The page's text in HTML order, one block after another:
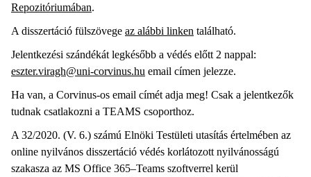
Repozitóriumában.
A disszertáció fülszövege az alábbi linken található.
Jelentkezési szándékát legkésőbb a védés előtt 2 nappal:
eszter.viragh@uni-corvinus.hu email címen jelezze.
Ha van, a Corvinus-os email címét adja meg! Csak a jelentkezők
tudnak csatlakozni a TEAMS csoporthoz.
A 32/2020. (V. 6.) számú Elnöki Testületi utasítás értelmében az
online nyilvános disszertáció védés korlátozott nyilvánosságú
szakasza az MS Office 365–Teams szoftverrel kerül